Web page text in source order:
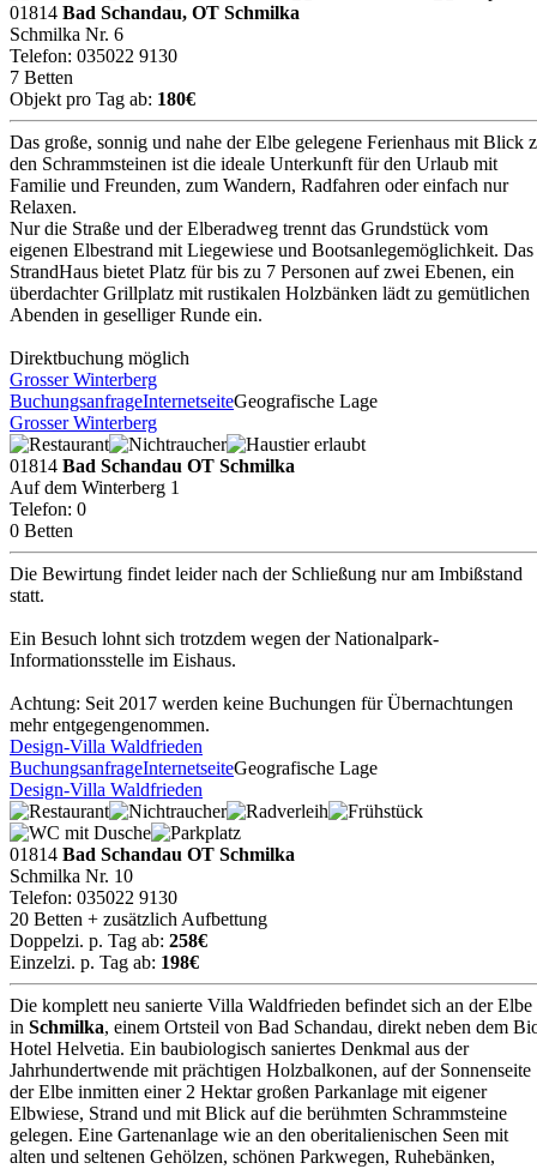
01814 Bad Schandau, OT Schmilka
Schmilka Nr. 6
Telefon: 035022 9130
7 Betten
Objekt pro Tag ab: 180€
Das große, sonnig und nahe der Elbe gelegene Ferienhaus mit Blick
den Schrammsteinen ist die ideale Unterkunft für den Urlaub mit
Familie und Freunden, zum Wandern, Radfahren oder einfach nur
Relaxen.
Nur die Straße und der Elberadweg trennt das Grundstück vom
eigenen Elbestrand mit Liegewiese und Bootsanlegemöglichkeit. Das
StrandHaus bietet Platz für bis zu 7 Personen auf zwei Ebenen, ein
überdachter Grillplatz mit rustikalen Holzbänken lädt zu gemütlichen
Abenden in geselliger Runde ein.
Direktbuchung möglich
Grosser Winterberg
BuchungsanfrageInternetseiteGeografische Lage
Grosser Winterberg
01814 Bad Schandau OT Schmilka
Auf dem Winterberg 1
Telefon: 0
0 Betten
Die Bewirtung findet leider nach der Schließung nur am Imbißstand
statt.
Ein Besuch lohnt sich trotzdem wegen der Nationalpark-
Informationsstelle im Eishaus.
Achtung: Seit 2017 werden keine Buchungen für Übernachtungen
mehr entgegengenommen.
Design-Villa Waldfrieden
BuchungsanfrageInternetseiteGeografische Lage
Design-Villa Waldfrieden
01814 Bad Schandau OT Schmilka
Schmilka Nr. 10
Telefon: 035022 9130
20 Betten + zusätzlich Aufbettung
Doppelzi. p. Tag ab: 258€
Einzelzi. p. Tag ab: 198€
Die komplett neu sanierte Villa Waldfrieden befindet sich an der Elbe
in Schmilka, einem Ortsteil von Bad Schandau, direkt neben dem
Hotel Helvetia. Ein baubiologisch saniertes Denkmal aus der
Jahrhundertwende mit prächtigen Holzbalkonen, auf der Sonnenseite
der Elbe inmitten einer 2 Hektar großen Parkanlage mit eigener
Elbwiese, Strand und mit Blick auf die berühmten Schrammsteine
gelegen. Eine Gartenanlage wie an den oberitalienischen Seen mit
alten und seltenen Gehölzen, schönen Parkwegen, Ruhebänken,